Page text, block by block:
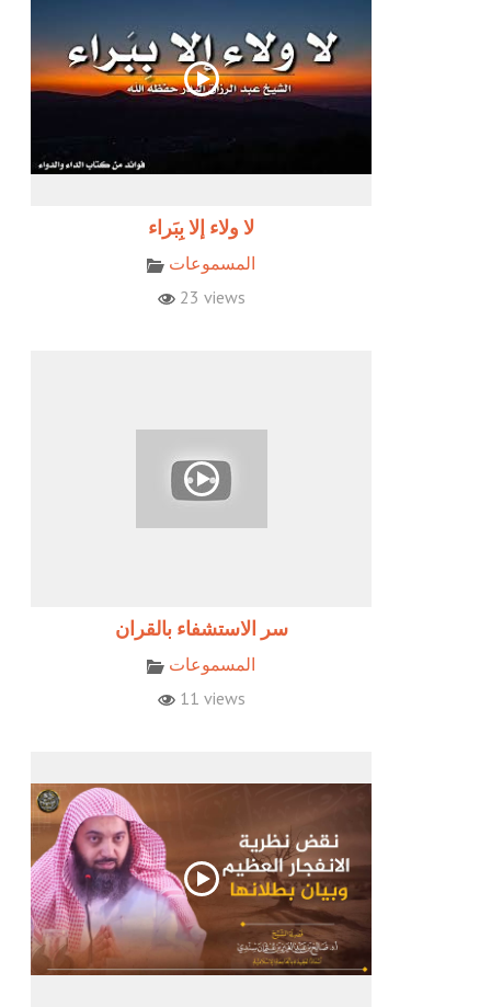
المسموعات
23 views
سر الاستشفاء بالقران‎
المسموعات
11 views